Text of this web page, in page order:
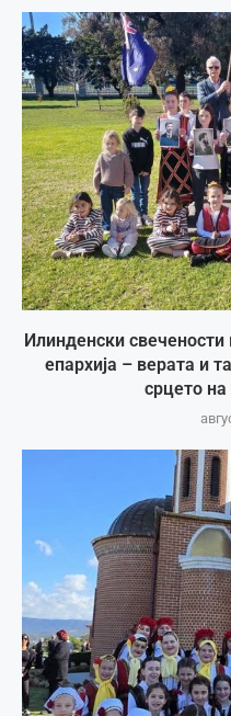
Илинденски свечености
епархија – верата и
срцето